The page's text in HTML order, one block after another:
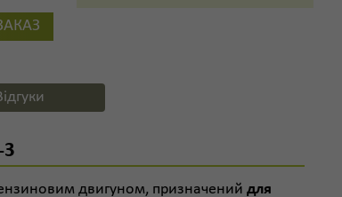
3
двигуном, призначений для